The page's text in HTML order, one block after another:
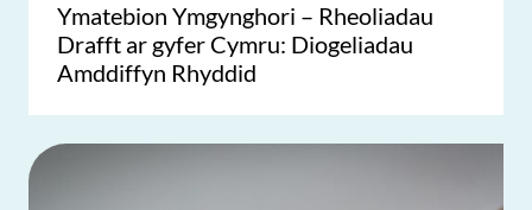
Ymatebion Ymgynghori – Rheoliadau
Drafft ar gyfer Cymru: Diogeliadau
Amddiffyn Rhyddid